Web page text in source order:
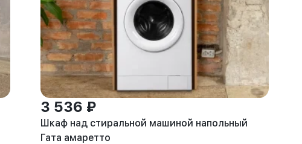
3 536 ₽
Шкаф над стиральной машиной напольный
Гата амаретто